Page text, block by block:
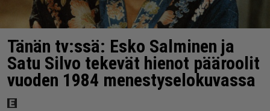
Tänän tv:ssä: Esko Salminen ja
Satu Silvo tekevät hienot pääroolit
vuoden 1984 menestyselokuvassa